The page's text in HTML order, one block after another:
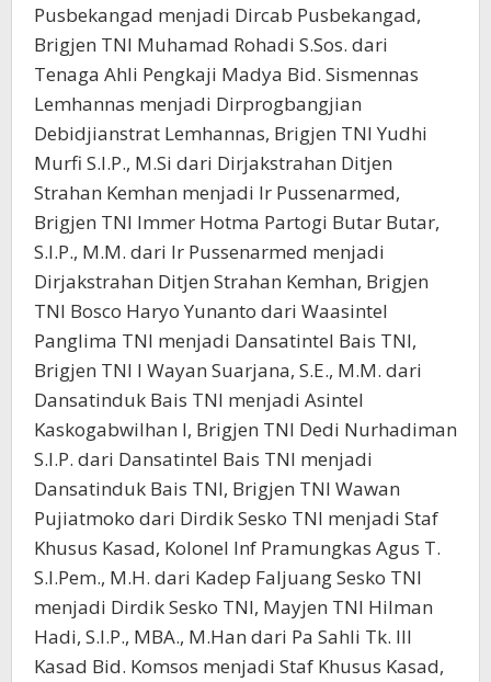
Pusbekangad menjadi Dircab Pusbekangad,
Brigjen TNI Muhamad Rohadi S.Sos. dari
Tenaga Ahli Pengkaji Madya Bid. Sismennas
Lemhannas menjadi Dirprogbangjian
Debidjianstrat Lemhannas, Brigjen TNI Yudhi
Murfi S.I.P., M.Si dari Dirjakstrahan Ditjen
Strahan Kemhan menjadi Ir Pussenarmed,
Brigjen TNI Immer Hotma Partogi Butar Butar,
S.I.P., M.M. dari Ir Pussenarmed menjadi
Dirjakstrahan Ditjen Strahan Kemhan, Brigjen
TNI Bosco Haryo Yunanto dari Waasintel
Panglima TNI menjadi Dansatintel Bais TNI,
Brigjen TNI I Wayan Suarjana, S.E., M.M. dari
Dansatinduk Bais TNI menjadi Asintel
Kaskogabwilhan I, Brigjen TNI Dedi Nurhadiman
S.I.P. dari Dansatintel Bais TNI menjadi
Dansatinduk Bais TNI, Brigjen TNI Wawan
Pujiatmoko dari Dirdik Sesko TNI menjadi Staf
Khusus Kasad, Kolonel Inf Pramungkas Agus T.
S.I.Pem., M.H. dari Kadep Faljuang Sesko TNI
menjadi Dirdik Sesko TNI, Mayjen TNI Hilman
Hadi, S.I.P., MBA., M.Han dari Pa Sahli Tk. III
Kasad Bid. Komsos menjadi Staf Khusus Kasad,